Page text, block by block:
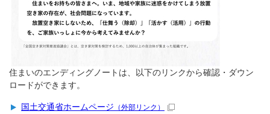
住まいのエンディングノートは、以下のリンクから確認・ダウン
ロードができます。
国土交通省ホームページ （外部リンク）